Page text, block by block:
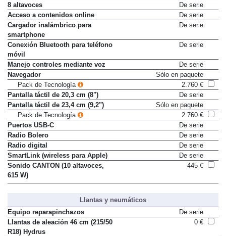
8 altavoces
De serie
Acceso a contenidos online
De serie
Cargador inalámbrico para
smartphone
De serie
Conexión Bluetooth para teléfono
móvil
De serie
Manejo controles mediante voz
De serie
Navegador
Sólo en paquete
Pack de Tecnología
2.760 €
Pantalla táctil de 20,3 cm (8")
De serie
Pantalla táctil de 23,4 cm (9,2")
Sólo en paquete
Pack de Tecnología
2.760 €
Puertos USB-C
De serie
Radio Bolero
De serie
Radio digital
De serie
SmartLink (wireless para Apple)
De serie
Sonido CANTON (10 altavoces,
615 W)
445 €
Llantas y neumáticos
Equipo reparapinchazos
De serie
Llantas de aleación 46 cm (215/50
R18) Hydrus
0 €